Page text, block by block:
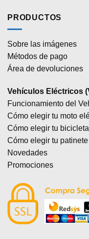
PRODUCTOS
Sobre las imágenes
Métodos de pago
Área de devoluciones
Vehículos Eléctricos
Funcionamiento del
Cómo elegir tu moto
Cómo elegir tu
Cómo elegir tu
Novedades
Promociones